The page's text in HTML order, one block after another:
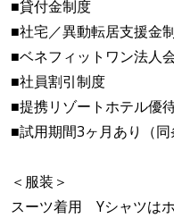
■貸付金制度
■社宅／異動転居支援金
■ベネフィットワン法人
■社員割引制度
■提携リゾートホテル優
■試用期間3ヶ月あり（同
＜服装＞
スーツ着用 Yシャツは